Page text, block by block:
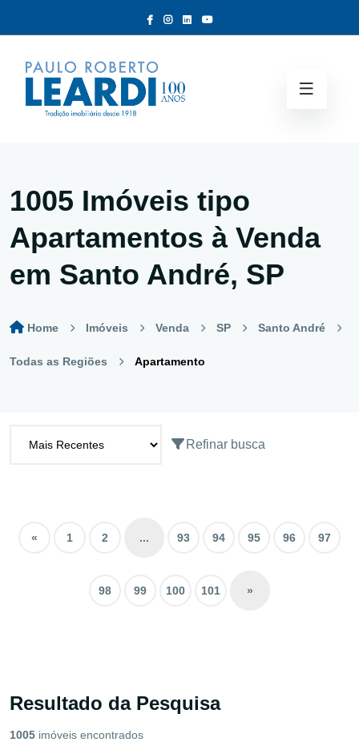
1005 Imóveis tipo
Apartamentos à Venda
em Santo André, SP
Home Imóveis Venda SP Santo André
Todas as Regiões Apartamento
Resultado da Pesquisa
1005 imóveis encontrados
Refinar busca
« 1 2 ... 93 94 95 96 97
98 99 100 101 »